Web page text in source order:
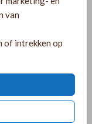
van
of intrekken op
Op de
ander